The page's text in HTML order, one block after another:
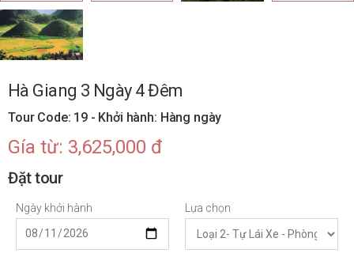
Hà Giang 3 Ngày 4 Đêm
Tour Code: 19 - Khởi hành: Hàng ngày
Gía từ: 3,625,000 đ
Đặt tour
Ngày khởi hành Lựa chọn